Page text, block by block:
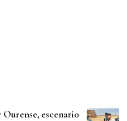
Ourense, escenario